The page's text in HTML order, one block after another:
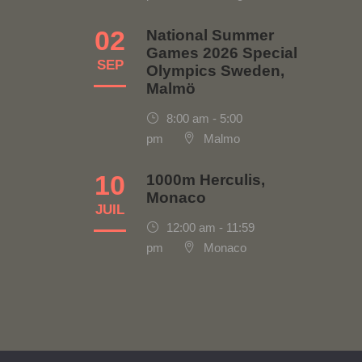
02
SEP
National Summer
Games 2026 Special
Olympics Sweden,
Malmö
8:00 am - 5:00
pm
Malmo
10
JUIL
1000m Herculis,
Monaco
12:00 am - 11:59
pm
Monaco